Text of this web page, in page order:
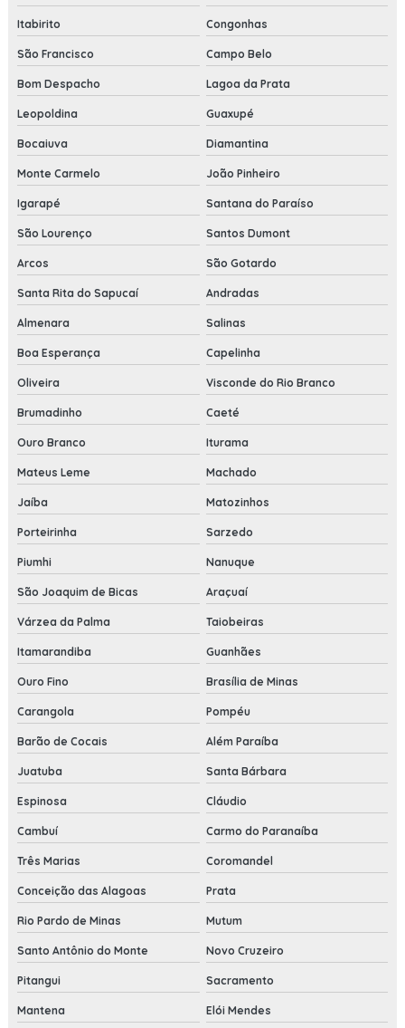
Itabirito Congonhas
São Francisco Campo Belo
Bom Despacho Lagoa da Prata
Leopoldina Guaxupé
Bocaiuva Diamantina
Monte Carmelo João Pinheiro
Igarapé Santana do Paraíso
São Lourenço Santos Dumont
Arcos São Gotardo
Santa Rita do Sapucaí Andradas
Almenara Salinas
Boa Esperança Capelinha
Oliveira Visconde do Rio Branco
Brumadinho Caeté
Ouro Branco Iturama
Mateus Leme Machado
Jaíba Matozinhos
Porteirinha Sarzedo
Piumhi Nanuque
São Joaquim de Bicas Araçuaí
Várzea da Palma Taiobeiras
Itamarandiba Guanhães
Ouro Fino Brasília de Minas
Carangola Pompéu
Barão de Cocais Além Paraíba
Juatuba Santa Bárbara
Espinosa Cláudio
Cambuí Carmo do Paranaíba
Três Marias Coromandel
Conceição das Alagoas Prata
Rio Pardo de Minas Mutum
Santo Antônio do Monte Novo Cruzeiro
Pitangui Sacramento
Mantena Elói Mendes